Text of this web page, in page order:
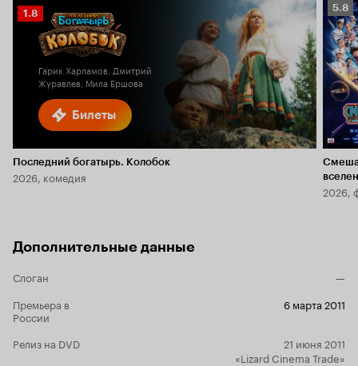
Билеты
Рейтинг
Кинопоиска
1.8
Гарик Харламов, Дмитрий
Журавлев, Мила Ершова
Последний богатырь. Колобок
2026, комедия
5.8
5.8
2026,
Дополнительные данные
Слоган
—
Премьера в
России
6 марта 2011
Релиз на DVD
21 июня 2011
«Lizard Cinema Trade»